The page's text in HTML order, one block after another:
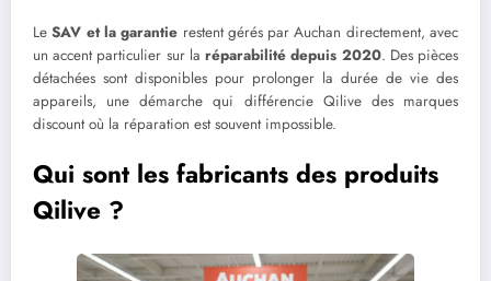
LeSAV et la garantie restent gérés par Auchan directement, avec
un accent particulier sur laréparabilité depuis 2020. Des pièces
détachées sont disponibles pour prolonger la durée de vie des
appareils, une démarche qui différencie Qilive des marques
discount où la réparation est souvent impossible.
Qui sont les fabricants des produits
Qilive ?